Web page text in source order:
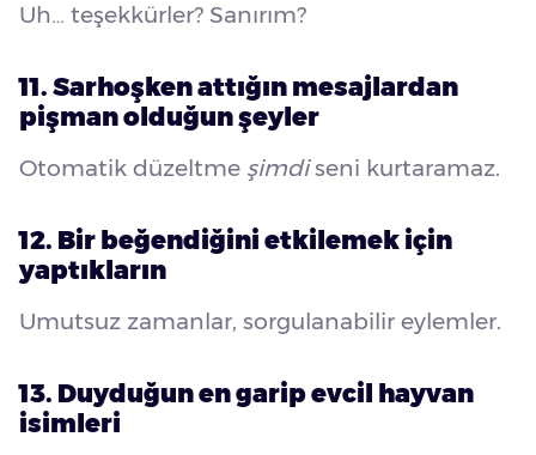
Uh… teşekkürler? Sanırım?
11. Sarhoşken attığın mesajlardan
pişman olduğun şeyler
Otomatik düzeltme şimdiseni kurtaramaz.
12. Bir beğendiğini etkilemek için
yaptıkların
Umutsuz zamanlar, sorgulanabilir eylemler.
13. Duyduğun en garip evcil hayvan
isimleri